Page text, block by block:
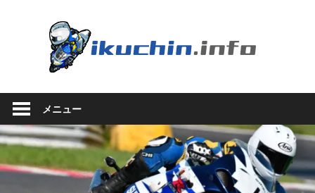
ッ
プ
ち
ん
ち
ん
の
ロ
メニュー